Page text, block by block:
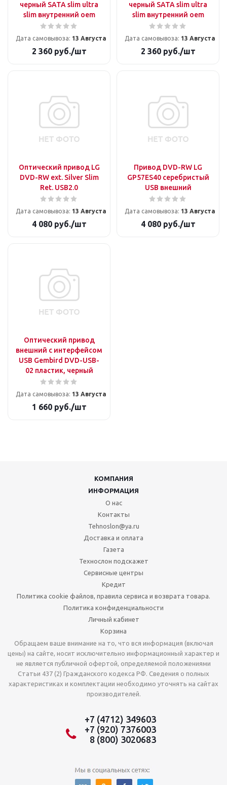
черный SATA slim ultra
slim внутренний oem
Дата самовывоза: 13 Августа
2 360руб./шт
черный SATA slim ultra
slim внутренний oem
Дата самовывоза: 13 Августа
2 360руб./шт
Оптический привод LG
DVD-RW ext. Silver Slim
Ret. USB2.0
Дата самовывоза: 13 Августа
4 080руб./шт
Привод DVD-RW LG
GP57ES40 серебристый
USB внешний
Дата самовывоза: 13 Августа
4 080руб./шт
Оптический привод
внешний с интерфейсом
USB Gembird DVD-USB-
02 пластик, черный
Дата самовывоза: 13 Августа
1 660руб./шт
КОМПАНИЯ
ИНФОРМАЦИЯ
О нас
Контакты
Tehnoslon@ya.ru
Доставка и оплата
Газета
Технослон подскажет
Сервисные центры
Кредит
Политика cookie файлов, правила сервиса и возврата товара.
Политика конфиденциальности
Личный кабинет
Корзина
Обращаем ваше внимание на то, что вся информация (включая
цены) на сайте, носит исключительно информационный характер и
не является публичной офертой, определяемой положениями
Статьи 437 (2) Гражданского кодекса РФ. Сведения о полных
характеристиках и комплектации необходимо уточнять на сайтах
производителей.
+7 (4712) 349603
+7 (920) 7376003
8 (800) 3020683